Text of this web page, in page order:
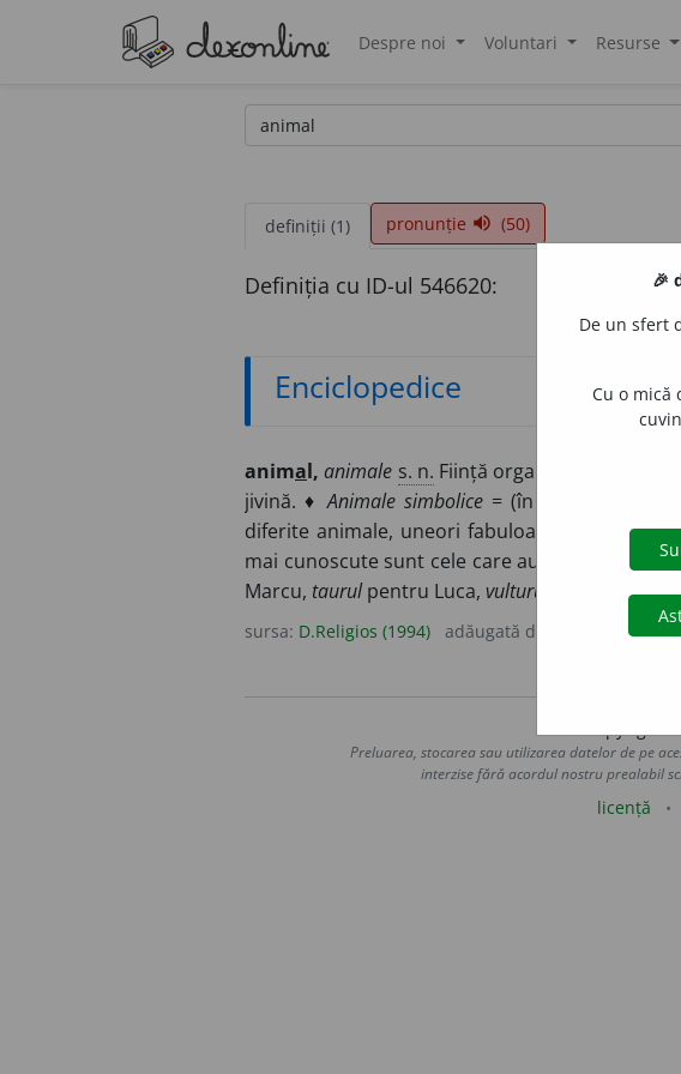
Despre noi Voluntari Resurse
definiții (1) pronunție volume_up (50)
Definiția cu ID-ul 546620:
Enciclopedice
animal, animale s. n. Ființă organizată uni- sau
jivină. ♦Animale simbolice= (în iconografie)
diferite animale, uneori fabuloase, folosită cu
mai cunoscute sunt cele care au devenit
Marcu, taurulpentru Luca, vulturul pentru Ioan
sursa: D.Religios (1994) adăugată de
Copyright
Preluarea, stocarea sau utilizarea datelor de pe
interzise fără acordul nostru prealabil
licență
🎉
De un sfert
Cu o mică